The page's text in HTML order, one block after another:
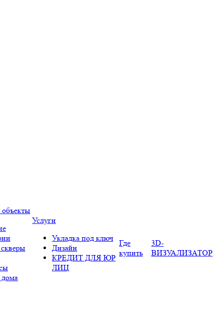
Услуги
Укладка под ключ
Дизайн
КРЕДИТ ДЛЯ ЮР
ЛИЦ
Где
купить
3D-
ВИЗУАЛИЗАТОР